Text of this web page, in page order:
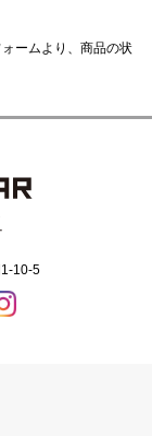
ームより、商品の状
10-5